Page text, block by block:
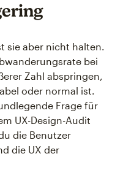
sie aber nicht halten.
bei
Zahl abspringen,
oder normal ist.
Frage für
UX-Design-Audit
die Benutzer
die UX der